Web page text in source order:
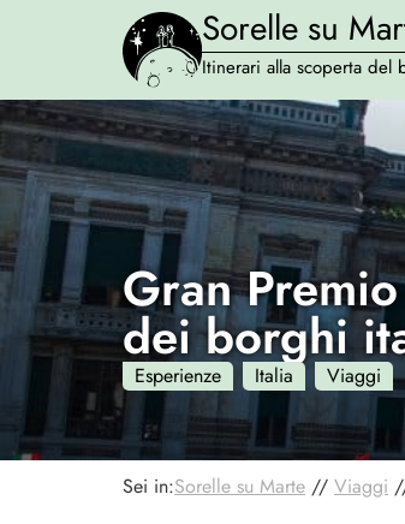
Sorelle su
Itinerari alla scoperta del
Gran
dei borghi
Esperienze Italia
Viaggi
Sei in:Sorelle su Marte // Viaggi